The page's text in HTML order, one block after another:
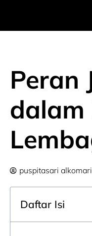
Peran
dalam
puspitasari
Daftar Isi